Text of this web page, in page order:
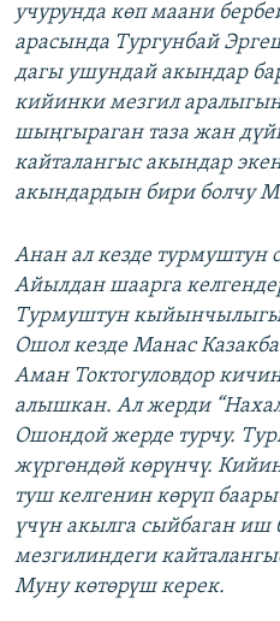
учурунда көп маани
арасында Тургунбай
дагы ушундай акындар
кийинки мезгил
шыңгыраган таза жан
кайталангыс акындар
акындардын бири болчу
Анан ал кезде турмуштун
Айылдан шаарга
Турмуштун
Ошол кезде Манас
Аман Токтогуловдор
алышкан. Ал жерди
Ошондой жерде турчу.
жүргөндөй көрүнчү.
туш келгенин көрүп
үчүн акылга сыйбаган иш
мезгилиндеги
Муну көтөрүш керек.